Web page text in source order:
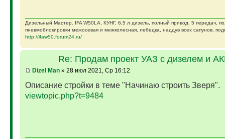
Дизельный Мастер. IFA W50LA, КУНГ, 6,5 л дизель, полный привод, 5 передач,
пневмоблокировки межосевая и межколесная, лебедка, наддув всех сапунов,
http://ifaw50.forum24.ru/
Re: Продам проект УАЗ с дизелем и
Dizel Man» 28 июл 2021, Ср 16:12
Описание стройки в теме "Начинаю строить Зверя".
viewtopic.php?t=9484